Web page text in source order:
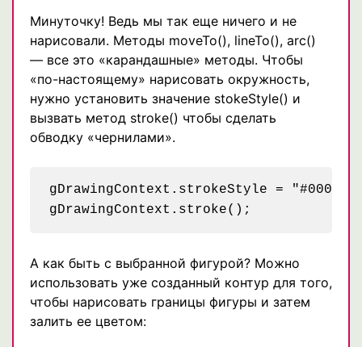
Минуточку! Ведь мы так еще ничего и не
нарисовали. Методы moveTo(), lineTo(), arc()
— все это «карандашные» методы. Чтобы
«по-настоящему» нарисовать окружность,
нужно установить значение stokeStyle() и
вызвать метод stroke() чтобы сделать
обводку «чернилами».
gDrawingContext.strokeStyle = "#000";
А как быть с выбранной фигурой? Можно
использовать уже созданный контур для того,
чтобы нарисовать границы фигуры и затем
залить ее цветом: